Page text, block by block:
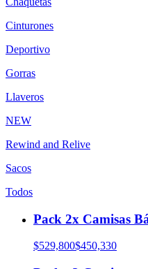
Cinturones
Deportivo
Gorras
Llaveros
NEW
Rewind and Relive
Sacos
Todos
Pack 2x Camisas
$529,800$450,330